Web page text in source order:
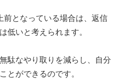
前となっている場合は、返信
低いと考えられます。
駄なやり取りを減らし、自分
とができるのです。